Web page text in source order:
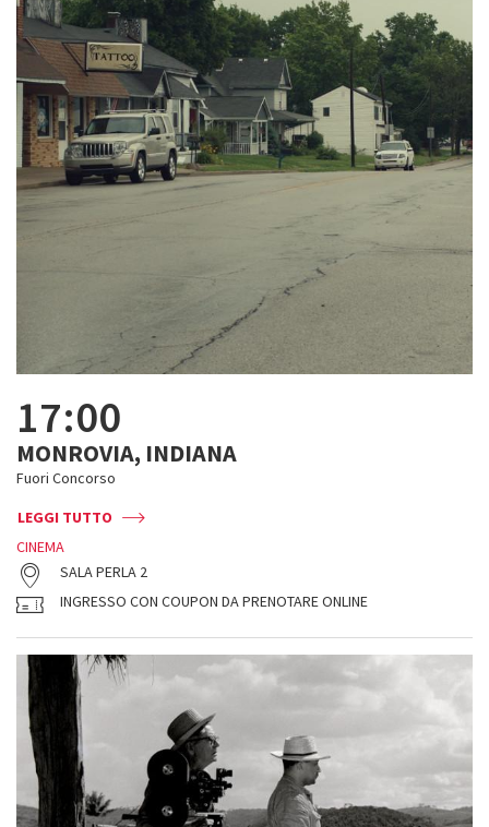
17:00
MONROVIA, INDIANA
Fuori Concorso
LEGGI TUTTO
CINEMA
SALA PERLA 2
INGRESSO CON COUPON DA PRENOTARE ONLINE